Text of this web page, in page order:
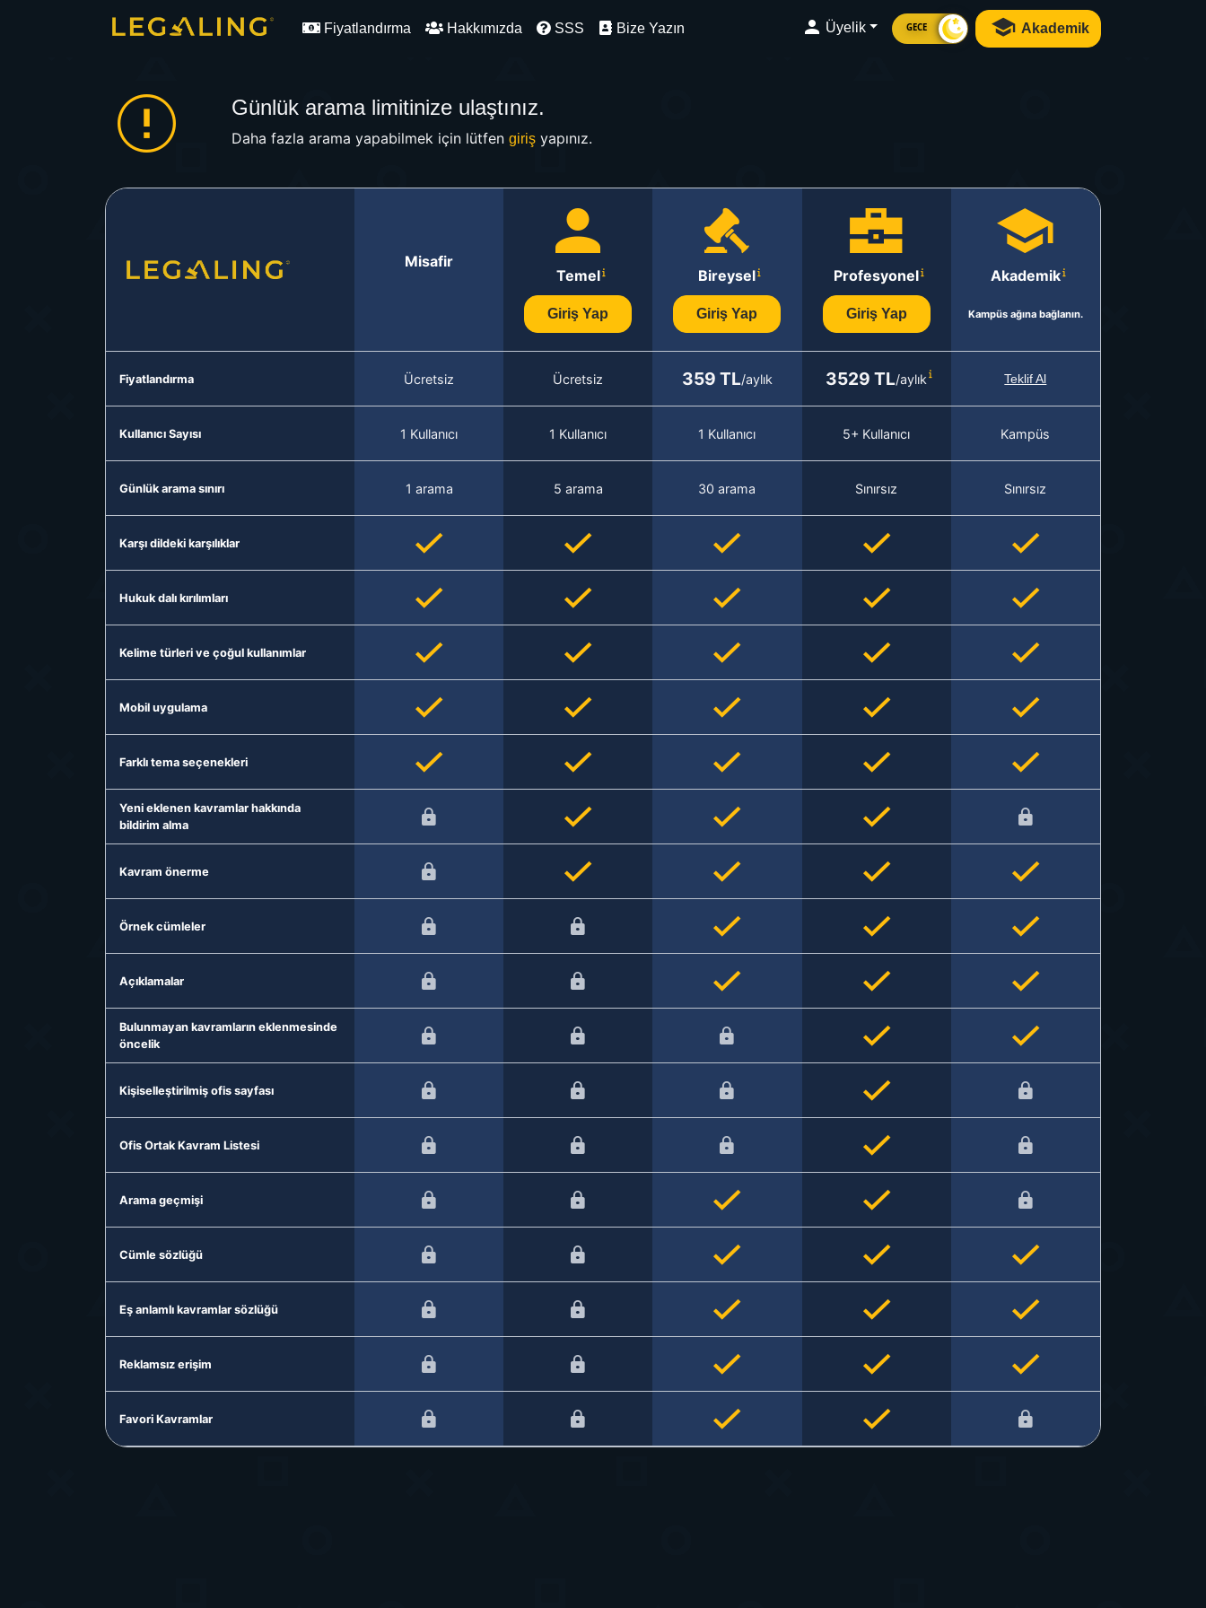
Fiyatlandırma Hakkımızda SSS Bize Yazın Üyelik GECE Akademik
Günlük arama limitinize ulaştınız.
Daha fazla arama yapabilmek için lütfen girişyapınız.
Misafir
Temel
Giriş Yap
Bireysel
Giriş Yap
Profesyonel
Giriş Yap
Akademik
Kampüs ağına bağlanın.
Fiyatlandırma Ücretsiz Ücretsiz 359 TL/aylık 3529 TL/aylık Teklif Al
Kullanıcı Sayısı 1 Kullanıcı 1 Kullanıcı 1 Kullanıcı 5+ Kullanıcı Kampüs
Günlük arama sınırı 1 arama 5 arama 30 arama Sınırsız Sınırsız
Karşı dildeki karşılıklar
Hukuk dalı kırılımları
Kelime türleri ve çoğul kullanımlar
Mobil uygulama
Farklı tema seçenekleri
Yeni eklenen kavramlar hakkında
bildirim alma
Kavram önerme
Örnek cümleler
Açıklamalar
Bulunmayan kavramların eklenmesinde
öncelik
Kişiselleştirilmiş ofis sayfası
Ofis Ortak Kavram Listesi
Arama geçmişi
Cümle sözlüğü
Eş anlamlı kavramlar sözlüğü
Reklamsız erişim
Favori Kavramlar